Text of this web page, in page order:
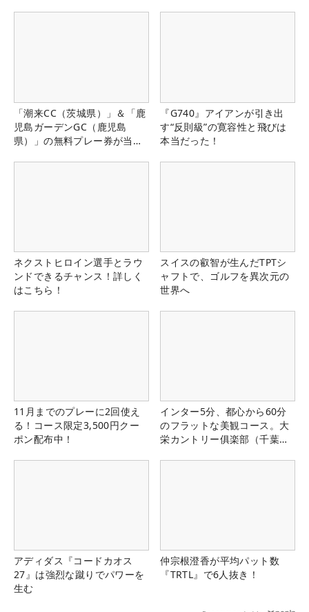
「潮来CC（茨城県）」＆「鹿
児島ガーデンGC（鹿児島
県）」の無料プレー券が当た
『G740』アイアンが引き出
す“反則級”の寛容性と飛びは
本当だった！
ネクストヒロイン選手とラウ
ンドできるチャンス！詳しく
はこちら！
スイスの叡智が生んだTPTシ
ャフトで、ゴルフを異次元の
世界へ
11月までのプレーに2回使え
る！コース限定3,500円クー
ポン配布中！
インター5分、都心から60分
のフラットな美観コース。大
栄カントリー俱楽部（千葉
アディダス『コードカオス
27』は強烈な蹴りでパワーを
生む
仲宗根澄香が平均パット数
『TRTL』で6人抜き！